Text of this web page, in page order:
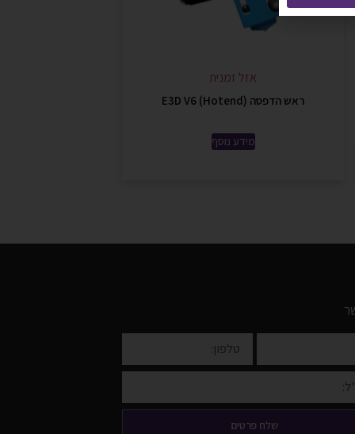
אזל זמנית
ראש הדפסה (E3D V6 (Hotend
מידע נוסף
שלח פרטים